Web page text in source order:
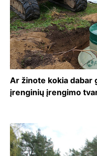
Ar žinote kokia dabar
įrenginių įrengimo